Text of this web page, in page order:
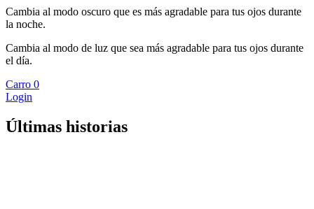
Cambia al modo oscuro que es más agradable para tus ojos durante
la noche.
Cambia al modo de luz que sea más agradable para tus ojos durante
el día.
Carro 0
Login
Últimas historias